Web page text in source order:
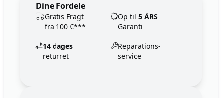
Dine Fordele
Gratis Fragt
fra 100 €***
Op til 5 ÅRS
Garanti
14 dages
returret
Reparations-
service